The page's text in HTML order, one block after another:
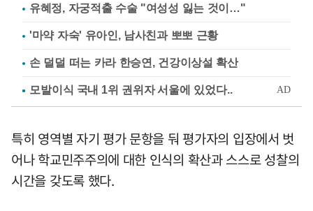
유혜정, 자궁적출 수술 "여성성 잃는 것이…"
'마약 자숙' 유아인, 남사친과 뽀뽀 근황
손 덜덜 떠는 카라 한승연, 건강이상설 확산
특히 영역별 자기 평가 문항을 둬 평가자의 입장에서 벗
어나 학교민주주의에 대한 인식의 확산과 스스로 성찰의
시간을 갖도록 했다.